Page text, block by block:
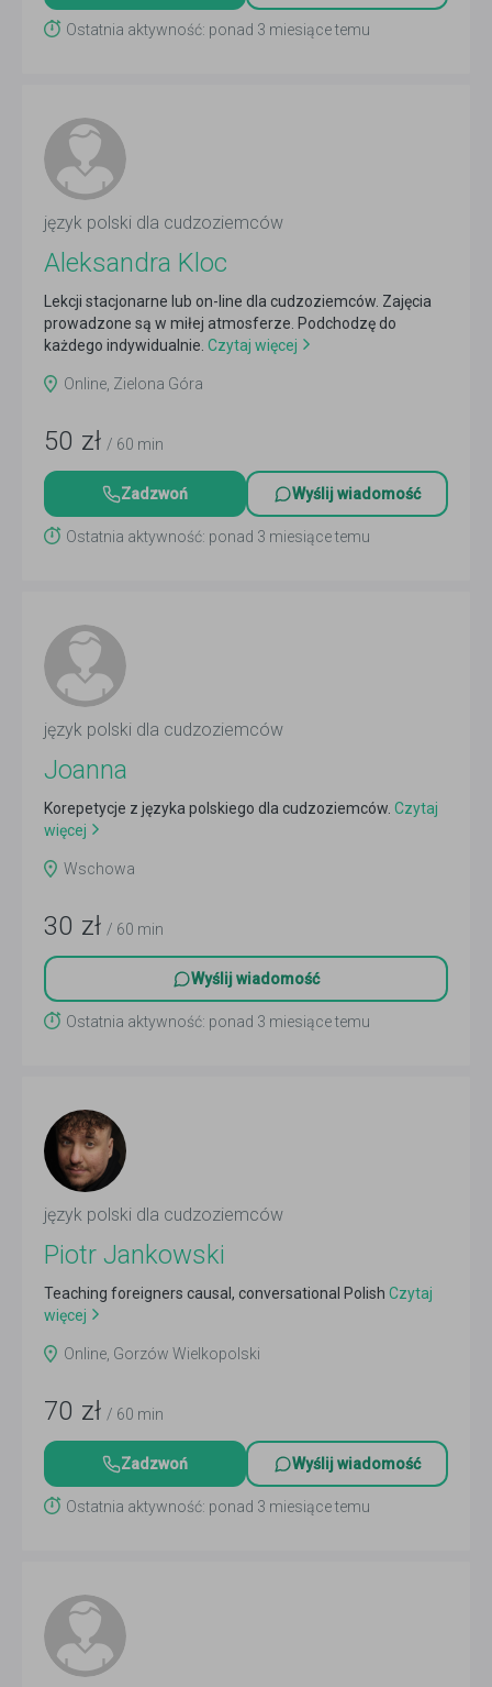
Ostatnia aktywność: ponad 3 miesiące temu
język polski dla cudzoziemców
Aleksandra Kloc
Lekcji stacjonarne lub on-line dla cudzoziemców. Zajęcia
prowadzone są w miłej atmosferze. Podchodzę do
każdego indywidualnie. Czytaj więcej
Online, Zielona Góra
50 zł / 60 min
Zadzwoń Wyślij wiadomość
Ostatnia aktywność: ponad 3 miesiące temu
język polski dla cudzoziemców
Joanna
Korepetycje z języka polskiego dla cudzoziemców. Czytaj
więcej
Wschowa
30 zł / 60 min
Wyślij wiadomość
Ostatnia aktywność: ponad 3 miesiące temu
język polski dla cudzoziemców
Piotr Jankowski
Teaching foreigners causal, conversational Polish Czytaj
więcej
Online, Gorzów Wielkopolski
70 zł / 60 min
Zadzwoń Wyślij wiadomość
Ostatnia aktywność: ponad 3 miesiące temu